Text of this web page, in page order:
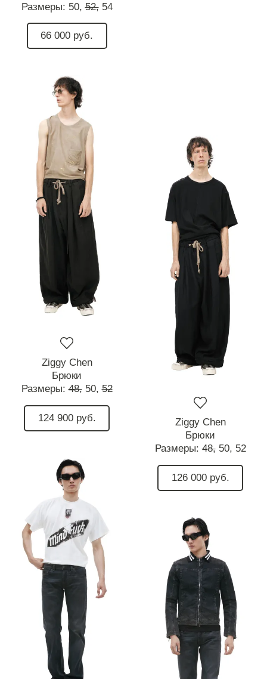
Размеры: 50, 52, 54
66 000 руб.
Ziggy Chen
Брюки
Размеры:48, 50, 52
124 900 руб.
Ziggy Chen
Брюки
Размеры:48, 50, 52
126 000 руб.